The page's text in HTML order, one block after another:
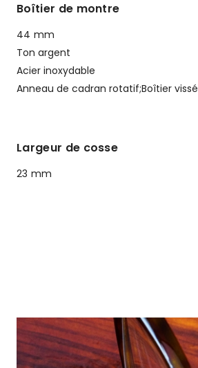
Boîtier de montre
44 mm
Ton argent
Acier inoxydable
Anneau de cadran rotatif;Boîtier vissé
Largeur de cosse
23 mm